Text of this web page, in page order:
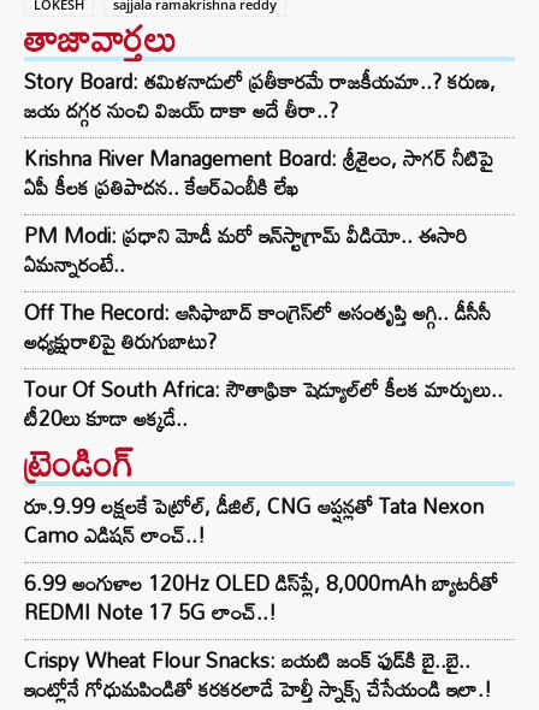
LOKESH
sajjala ramakrishna reddy
తాజావార్తలు
Story Board: తమిళనాడులో ప్రతీకారమే రాజకీయమా..? కరుణ,
జయ దగ్గర నుంచి విజయ్ దాకా అదే తీరా..?
Krishna River Management Board: శ్రీశైలం, సాగర్ నీటిపై
ఏపీ కీలక ప్రతిపాదన.. కేఆర్ఎంబీకి లేఖ
PM Modi: ప్రధాని మోడీ మరో ఇన్‌స్టాగ్రామ్ వీడియో.. ఈసారి
ఏమన్నారంటే..
Off The Record: ఆసిఫాబాద్ కాంగ్రెస్‌లో అసంతృప్తి అగ్గి.. డీసీసీ
అధ్యక్షురాలిపై తిరుగుబాటు?
Tour Of South Africa: సౌతాఫ్రికా షెడ్యూల్‌లో కీలక మార్పులు..
టీ20లు కూడా అక్కడే..
ట్రెండింగ్‌
రూ.9.99 లక్షలకే పెట్రోల్, డీజిల్, CNG ఆప్షన్లతో Tata Nexon
Camo ఎడిషన్ లాంచ్..!
6.99 అంగుళాల 120Hz OLED డిస్‌ప్లే, 8,000mAh బ్యాటరీతో
REDMI Note 17 5G లాంచ్..!
Crispy Wheat Flour Snacks: బయటి జంక్ ఫుడ్‌కి బై..బై..
ఇంట్లోనే గోధుమపిండితో కరకరలాడే హెల్తీ స్నాక్స్ చేసేయండి ఇలా.!